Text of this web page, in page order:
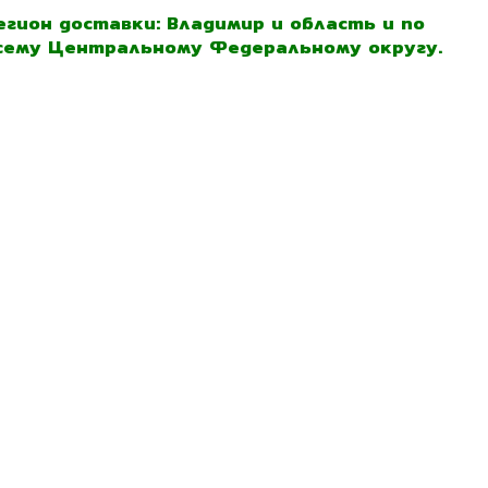
доставки: Владимир и область и по
Центральному Федеральному округу.